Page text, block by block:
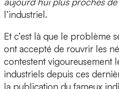
l’industriel.
Et c’est là que le problème
ont accepté de rouvrir les
contestent vigoureusement
industriels depuis ces